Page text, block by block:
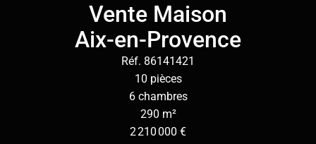
Vente Maison
Aix-en-Provence
Réf. 86141421
10 pièces
6 chambres
290 m²
2 210 000 €